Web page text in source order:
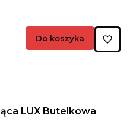
Do koszyka
LUX Butelkowa